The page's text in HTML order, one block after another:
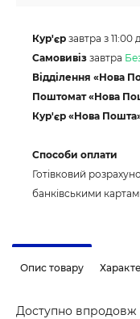
Кур'єр завтра з 11:00
Самовивіз завтра
Відділення «Нова
Поштомат «Нова
Кур'єр «Нова
Способи оплати
Готівковий
банківськими
Опис товару
Доступно впродовж